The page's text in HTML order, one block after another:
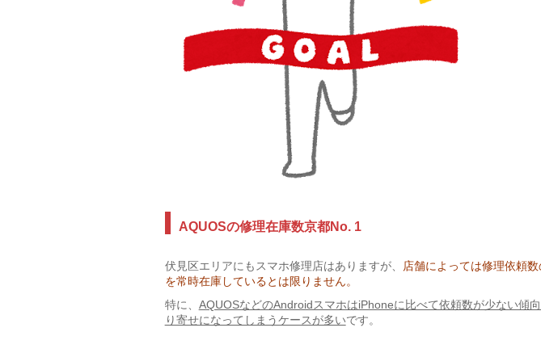
AQUOSの修理在庫数京都No. 1
伏見区エリアにもスマホ修理店はありますが、
店舗によっては修理依頼
を常時在庫しているとは限りません。
特に、 AQUOSなどのAndroidスマホはiPhoneに比べて依頼数が少ない傾
り寄せになってしまうケースが多いです。